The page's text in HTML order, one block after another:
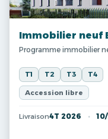
Immobilier neuf
Programme immobilier
T1 T2 T3 T4
Accession libre
Livraison4T 2026